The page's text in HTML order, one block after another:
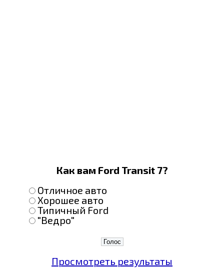
Как вам Ford Transit 7?
Отличное авто
Хорошее авто
Типичный Ford
"Ведро"
Просмотреть результаты